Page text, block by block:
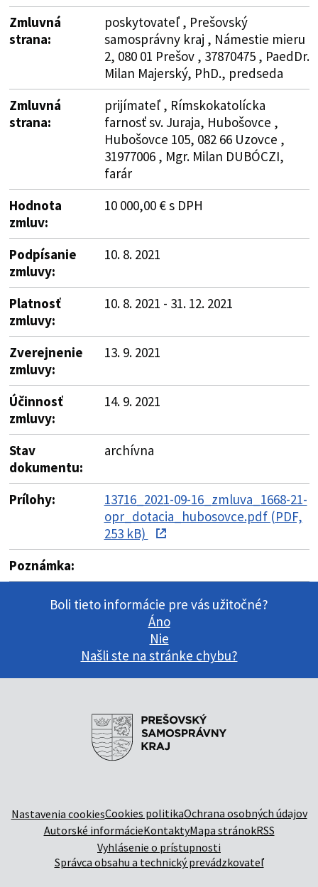
Zmluvná
strana:
poskytovateľ , Prešovský
samosprávny kraj , Námestie mieru
2, 080 01 Prešov , 37870475 , PaedDr.
Milan Majerský, PhD., predseda
Zmluvná
strana:
prijímateľ , Rímskokatolícka
farnosť sv. Juraja, Hubošovce ,
Hubošovce 105, 082 66 Uzovce ,
31977006 , Mgr. Milan DUBÓCZI,
farár
Hodnota
zmluv:
10 000,00 € s DPH
Podpísanie
zmluvy:
10. 8. 2021
Platnosť
zmluvy:
10. 8. 2021 - 31. 12. 2021
Zverejnenie
zmluvy:
13. 9. 2021
Účinnosť
zmluvy:
14. 9. 2021
Stav
dokumentu:
archívna
Prílohy:
13716_2021-09-16_zmluva_1668-21-
opr_dotacia_hubosovce.pdf (PDF,
253 kB)
Poznámka:
Boli tieto informácie pre vás užitočné?
Áno
Nie
Našli ste na stránke chybu?
Nastavenia cookiesCookies politikaOchrana osobných údajov
Autorské informácieKontaktyMapa stránokRSS
Vyhlásenie o prístupnosti
Správca obsahu a technický prevádzkovateľ